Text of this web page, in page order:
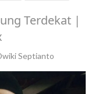
Terdekat |
Septianto